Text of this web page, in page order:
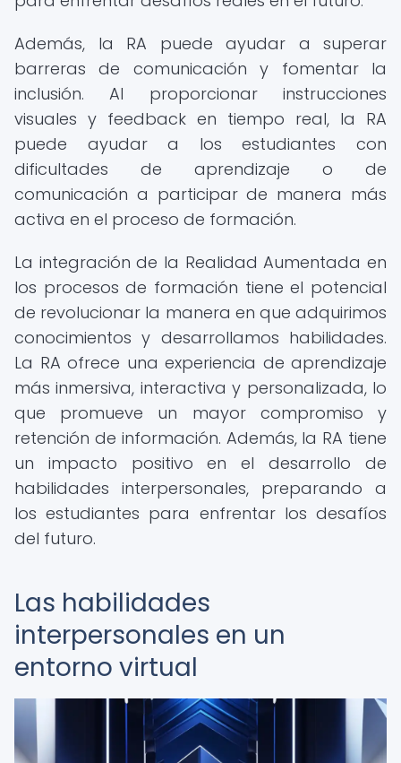
Además, la RA puede ayudar a superar
barreras de comunicación y fomentar la
inclusión. Al proporcionar instrucciones
visuales y feedback en tiempo real, la RA
puede ayudar a los estudiantes con
dificultades de aprendizaje o de
comunicación a participar de manera más
activa en el proceso de formación.
La integración de la Realidad Aumentada en
los procesos de formación tiene el potencial
de revolucionar la manera en que adquirimos
conocimientos y desarrollamos habilidades.
La RA ofrece una experiencia de aprendizaje
más inmersiva, interactiva y personalizada, lo
que promueve un mayor compromiso y
retención de información. Además, la RA tiene
un impacto positivo en el desarrollo de
habilidades interpersonales, preparando a
los estudiantes para enfrentar los desafíos
del futuro.
Las habilidades
interpersonales en un
entorno virtual